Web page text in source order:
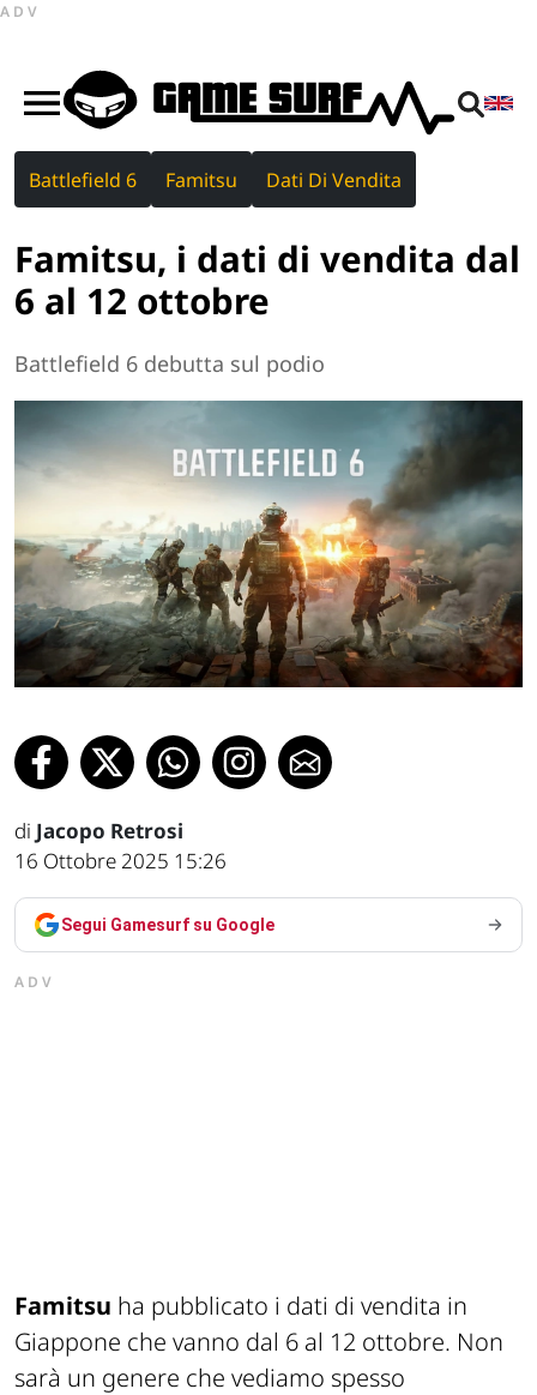
ADV
Battlefield 6 Famitsu Dati Di Vendita
Famitsu, i dati di vendita dal
6 al 12 ottobre
Battlefield 6 debutta sul podio
di Jacopo Retrosi
16 Ottobre 2025 15:26
Segui Gamesurf su Google
ADV
Famitsu ha pubblicato i dati di vendita in
Giappone che vanno dal 6 al 12 ottobre. Non
sarà un genere che vediamo spesso